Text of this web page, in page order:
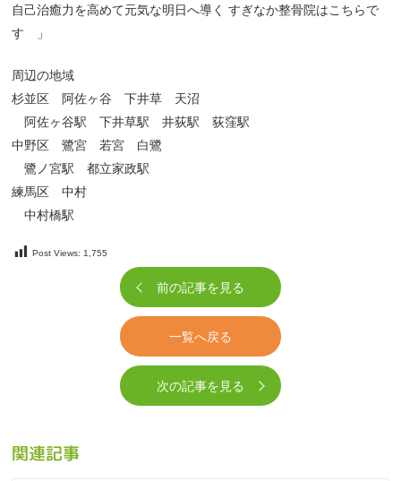
自己治癒力を高めて元気な明日へ導く すぎなか整骨院はこちらで
す 」
周辺の地域
杉並区 阿佐ヶ谷 下井草 天沼
阿佐ヶ谷駅 下井草駅 井荻駅 荻窪駅
中野区 鷺宮 若宮 白鷺
鷺ノ宮駅 都立家政駅
練馬区 中村
中村橋駅
Post Views: 1,755
前の記事を見る
一覧へ戻る
次の記事を見る
関連記事